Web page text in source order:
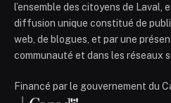
l’ensemble des citoyens de Laval,
diffusion unique constitué de
web, de blogues, et par une
communauté et dans les réseaux
Financé par le gouvernement du